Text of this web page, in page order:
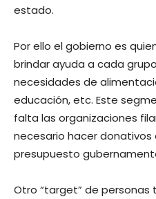
estado.
Por ello el gobierno es
brindar ayuda a cada
necesidades de
educación, etc. Este
falta las organizaciones
necesario hacer donativos
presupuesto
Otro “target” de personas